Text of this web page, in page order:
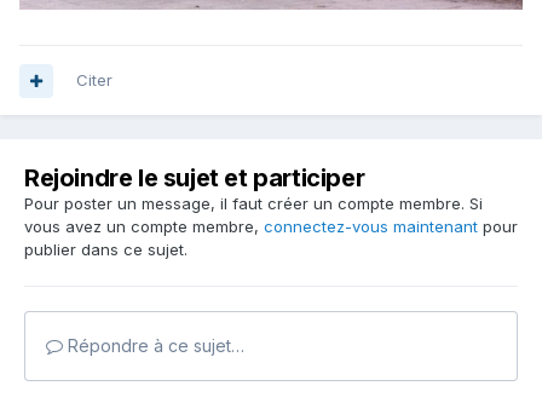
Citer
Rejoindre le sujet et participer
Pour poster un message, il faut créer un compte membre. Si
vous avez un compte membre, connectez-vous maintenant pour
publier dans ce sujet.
Répondre à ce sujet…